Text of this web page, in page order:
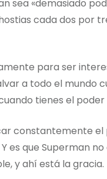
sea «demasiado
cada dos por
para ser
a todo el mundo
tienes el poder
constantemente
que Superman no
y ahí está la gracia.